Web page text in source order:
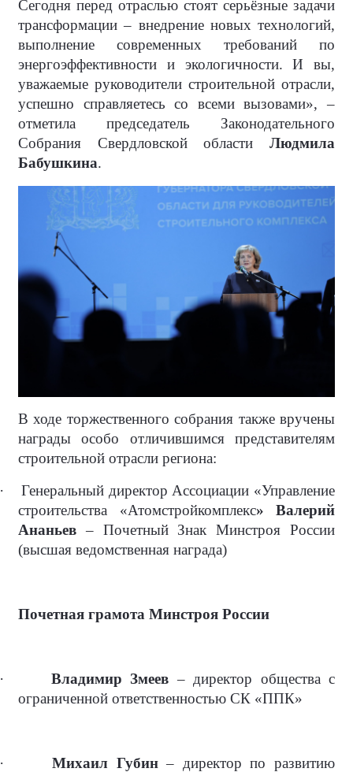
Сегодня перед отраслью стоят серьёзные задачи
трансформации – внедрение новых технологий,
выполнение современных требований по
энергоэффективности и экологичности. И вы,
уважаемые руководители строительной отрасли,
успешно справляетесь со всеми вызовами», –
отметила председатель Законодательного
Собрания Свердловской области Людмила
Бабушкина.
В ходе торжественного собрания также вручены
награды особо отличившимся представителям
строительной отрасли региона:
·
Генеральный директор Ассоциации «Управление
строительства «Атомстройкомплекс» Валерий
Ананьев – Почетный Знак Минстроя России
(высшая ведомственная награда)
Почетная грамота Минстроя России
· Владимир Змеев – директор общества с
ограниченной ответственностью СК «ППК»
· Михаил Губин– директор по развитию